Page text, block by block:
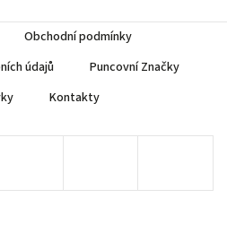
Obchodní podmínky
údajů
Puncovní Značky
Kontakty